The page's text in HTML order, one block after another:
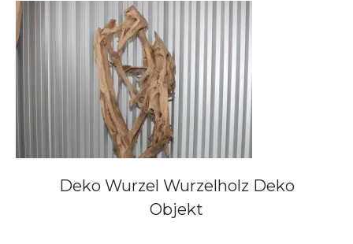
Deko Wurzel Wurzelholz Deko
Objekt